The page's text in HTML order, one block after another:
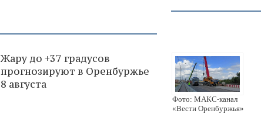
Жару до +37 градусов
прогнозируют в Оренбуржье
8 августа
Фото: МАКС-канал
«Вести Оренбуржья»